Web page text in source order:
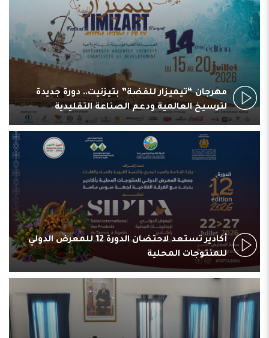
مهرجان “تيميزار للفضة” بتيزنيت.. دورة جديدة
لترسيخ العالمية ودعم الصناعة التقليدية
أكادير تستعد لاحتضان الدورة 12 للمعرض الدولي
للمنتوجات المحلية